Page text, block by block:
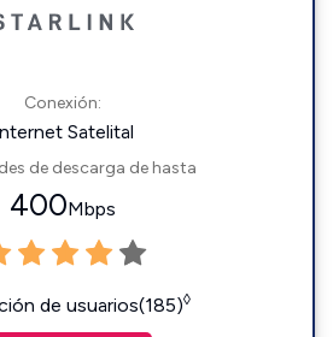
Conexión:
Satelital
de descarga de hasta
400Mbps
de usuarios(185)◊